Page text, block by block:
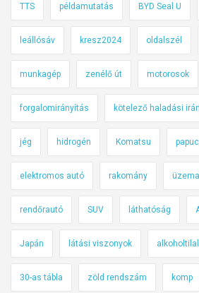
TTS példamutatás BYD Seal U
leállósáv kresz2024 oldalszél
munkagép zenélő út motorosok
forgalomirányítás kötelező haladási
jég hidrogén Komatsu
elektromos autó rakomány
rendőrautó SUV láthatóság
Japán látási viszonyok
30-as tábla zöld rendszám komp